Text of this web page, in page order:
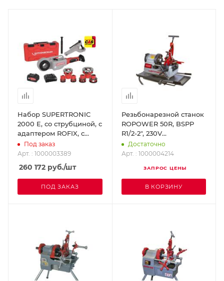
Набор SUPERTRONIC
2000 E, со струбциной, с
адаптером ROFIX, с
литиевым
аккумулятором D 1/2 - 2".
ROTHENBERGER
1000003389
Под заказ
Арт. : 1000003389
260 172 руб./шт
ПОД ЗАКАЗ
Резьбонарезной станок
ROPOWER 50R, BSPP
R1/2-2", 230V
ROTHENBERGER
1000004214
Достаточно
Арт. : 1000004214
ЗАПРОС ЦЕНЫ
В КОРЗИНУ